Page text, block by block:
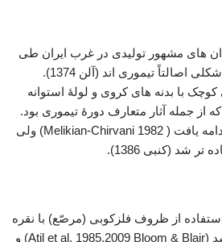
های مشهور تولیدی در غرب ایران طی
نیمۀ دوم سدۀ دهم دارای شکلی اصالتاً تیموری اند (آلن 1374).
با بدنه های کروی و لولۀ استوانه
از جمله آثار متعارف دورۀ تیموری بود.
در اوایل دورۀ صفوی نیز ادامه یافت ( 1982 Melikian-Chirvani) ولی
تر شد (کنبی 1386).
از ظروف فلزکوبی (مرصّع) با نقره
و طلا بیش از پیش کمتر شد (Atil et al. 1985,2009 Bloom & Blair) و